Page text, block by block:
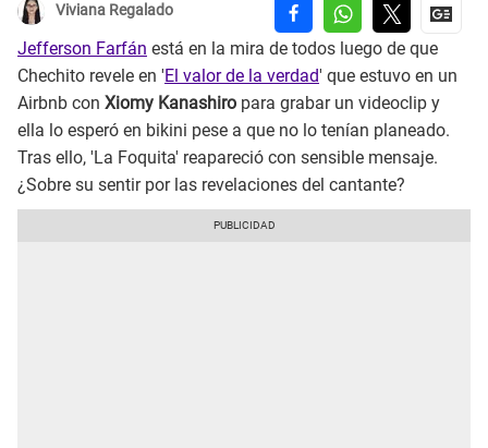
Viviana Regalado
Jefferson Farfán está en la mira de todos luego de que
Chechito revele en 'El valor de la verdad' que estuvo en un
Airbnb con Xiomy Kanashiro para grabar un videoclip y
ella lo esperó en bikini pese a que no lo tenían planeado.
Tras ello, 'La Foquita' reapareció con sensible mensaje.
¿Sobre su sentir por las revelaciones del cantante?